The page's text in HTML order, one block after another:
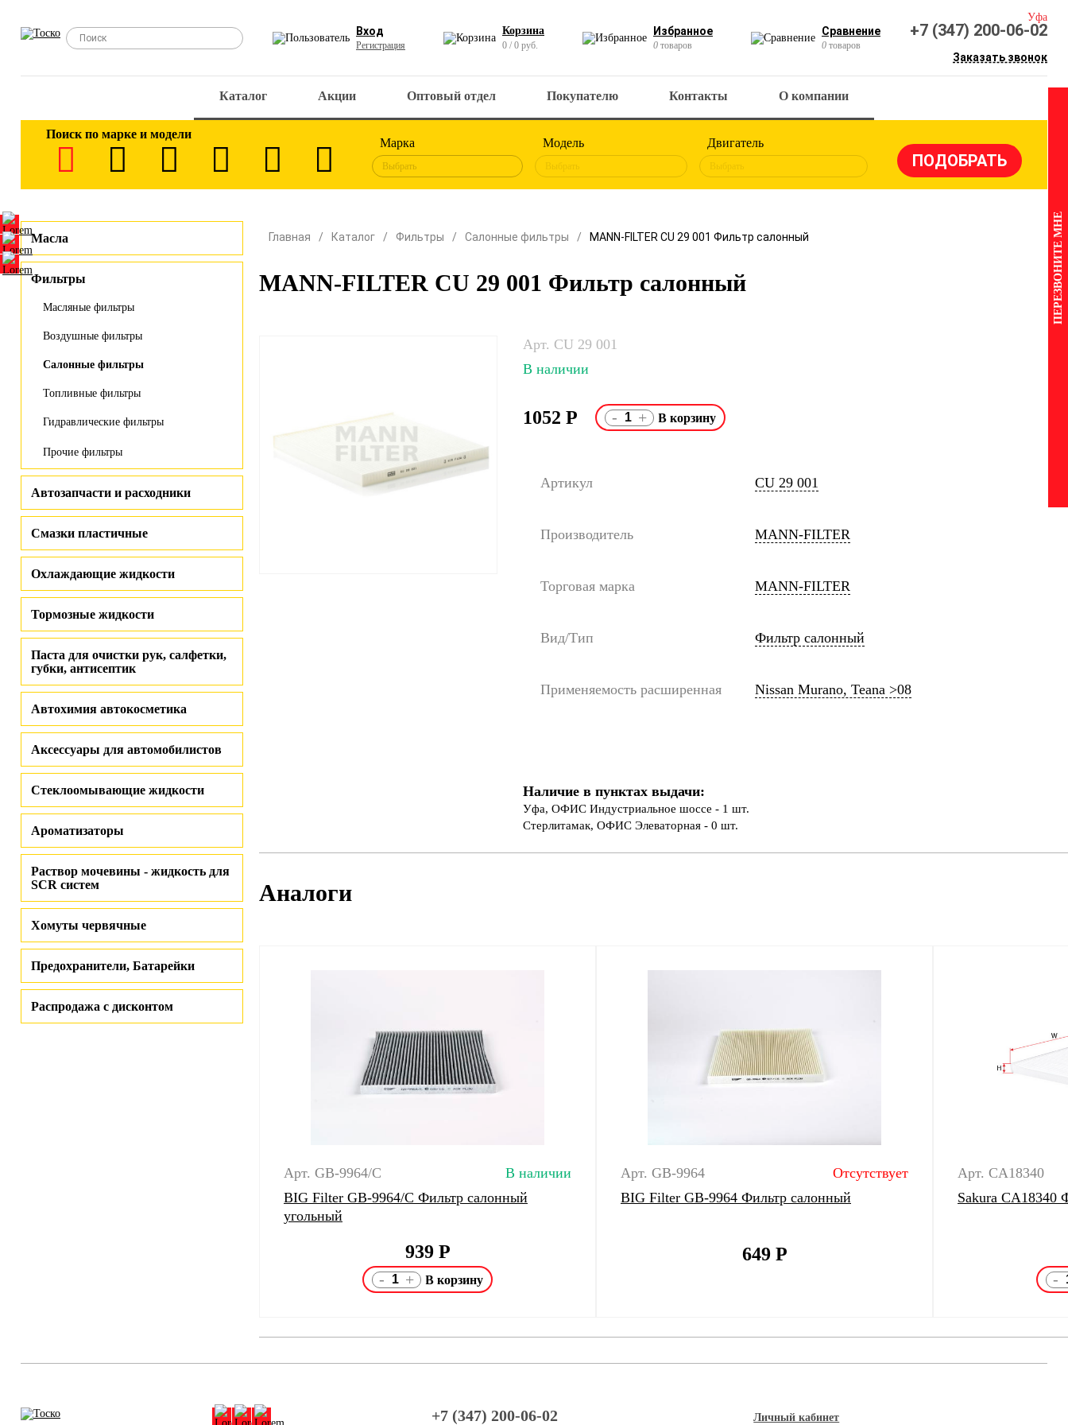
Вход
Регистрация
Корзина
0 / 0 руб.
Избранное
0 товаров
Сравнение
0 товаров
Уфа
+7 (347) 200-06-02
Заказать звонок
Каталог Акции Оптовый отдел Покупателю Контакты О компании
Поиск по марке и модели
Марка
Выбрать
Модель
Выбрать
Двигатель
Выбрать
Масла
Фильтры
Масляные фильтры
Воздушные фильтры
Салонные фильтры
Топливные фильтры
Гидравлические фильтры
Прочие фильтры
Автозапчасти и расходники
Смазки пластичные
Охлаждающие жидкости
Тормозные жидкости
Паста для очистки рук, салфетки,
губки, антисептик
Автохимия автокосметика
Аксессуары для автомобилистов
Стеклоомывающие жидкости
Ароматизаторы
Раствор мочевины - жидкость для
SCR систем
Хомуты червячные
Предохранители, Батарейки
Распродажа с дисконтом
Главная Каталог Фильтры Салонные фильтры MANN-FILTER CU 29 001 Фильтр салонный
MANN-FILTER CU 29 001 Фильтр салонный
Арт. CU 29 001
В наличии
1052 Р - +
Артикул CU 29 001
Производитель MANN-FILTER
Торговая марка MANN-FILTER
Вид/Тип Фильтр салонный
Применяемость расширенная Nissan Murano, Teana >08
Наличие в пунктах выдачи:
Уфа, ОФИС Индустриальное шоссе - 1 шт.
Стерлитамак, ОФИС Элеваторная - 0 шт.
Аналоги
Арт. GB-9964/C
В наличии
BIG Filter GB-9964/C Фильтр салонный
угольный
939 Р
- +
Арт. GB-9964
Отсутствует
BIG Filter GB-9964 Фильтр салонный
649 Р
Арт. CA18340
Sakura CA18340
-
+7 (347) 200-06-02 Личный кабинет
ПЕРЕЗВОНИТЕ МНЕ